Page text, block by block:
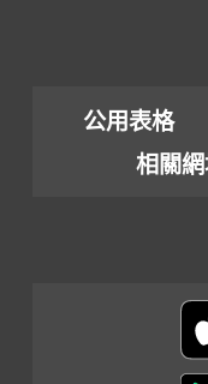
公用表格
相關